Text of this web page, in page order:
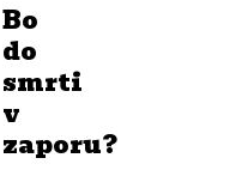
Bo
do
smrti
v
zaporu?